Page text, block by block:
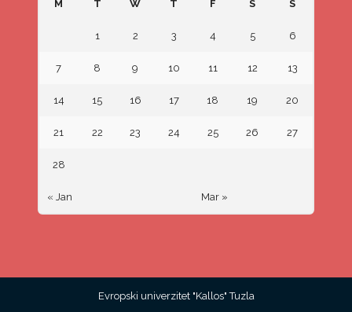
M T W T F S S
« Jan Mar »
1 2 3 4 5 6
7 8 9 10 11 12 13
14 15 16 17 18 19 20
21 22 23 24 25 26 27
28
Evropski univerzitet "Kallos" Tuzla